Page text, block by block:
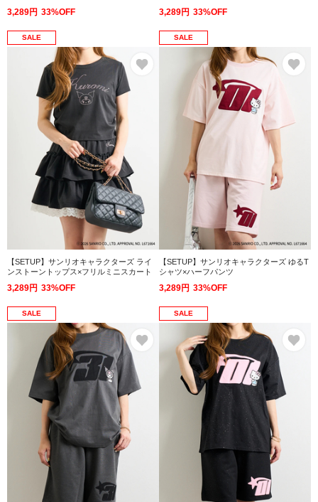
3,289円 33%OFF 3,289円 33%OFF
SALE
【SETUP】サンリオキャラクターズ ライ
ンストーントップス×フリルミニスカート
3,289円 33%OFF
SALE
【SETUP】サンリオキャラクターズ ゆるT
シャツ×ハーフパンツ
3,289円 33%OFF
SALE SALE